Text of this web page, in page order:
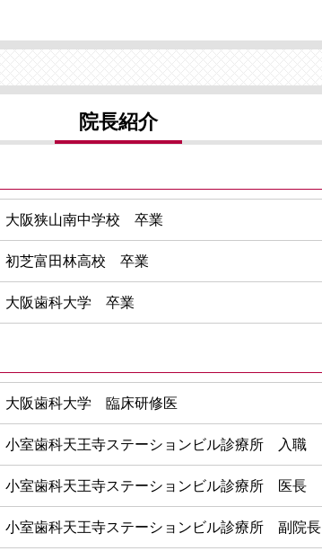
院長紹介
大阪狭山南中学校 卒業
初芝富田林高校 卒業
大阪歯科大学 卒業
大阪歯科大学 臨床研修医
小室歯科天王寺ステーションビル診療所 入職
小室歯科天王寺ステーションビル診療所 医長
小室歯科天王寺ステーションビル診療所 副院長